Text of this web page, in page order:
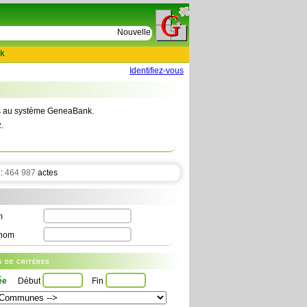
Nouvelles tables : 664 actes de D Le Cercueil
Identifiez-vous
au système GeneaBank.
464 987 actes
de critères
Début Fin